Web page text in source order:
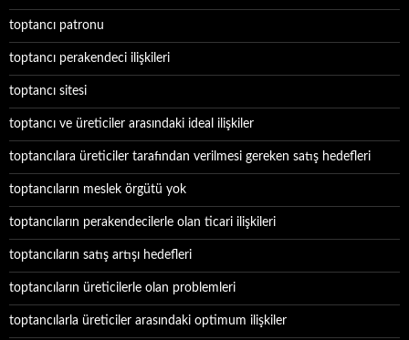
toptancı patronu
toptancı perakendeci ilişkileri
toptancı sitesi
toptancı ve üreticiler arasındaki ideal ilişkiler
toptancılara üreticiler tarafından verilmesi gereken satış hedefleri
toptancıların meslek örgütü yok
toptancıların perakendecilerle olan ticari ilişkileri
toptancıların satış artışı hedefleri
toptancıların üreticilerle olan problemleri
toptancılarla üreticiler arasındaki optimum ilişkiler